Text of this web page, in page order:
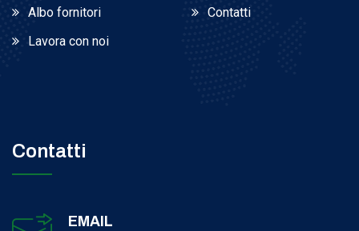
Albo fornitori
Lavora con noi
Contatti
Contatti
EMAIL